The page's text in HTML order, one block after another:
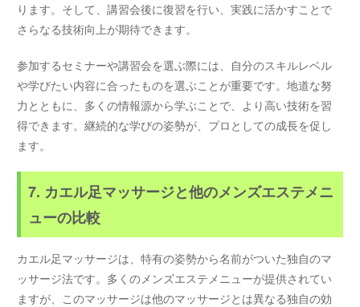
ります。そして、講習会後に復習を行い、実践に活かすことで
さらなる技術向上が期待できます。
参加するセミナーや講習会を選ぶ際には、自分のスキルレベル
や学びたい内容に合ったものを選ぶことが重要です。地道な努
力とともに、多くの情報源から学ぶことで、より高い技術を習
得できます。継続的な学びの姿勢が、プロとしての成長を促し
ます。
7. カエル足マッサージと他のメンズエステメニ
ューの比較
カエル足マッサージは、特有の姿勢から名前がついた独自のマ
ッサージ法です。多くのメンズエステメニューが提供されてい
ますが、このマッサージは他のマッサージとは異なる独自の効